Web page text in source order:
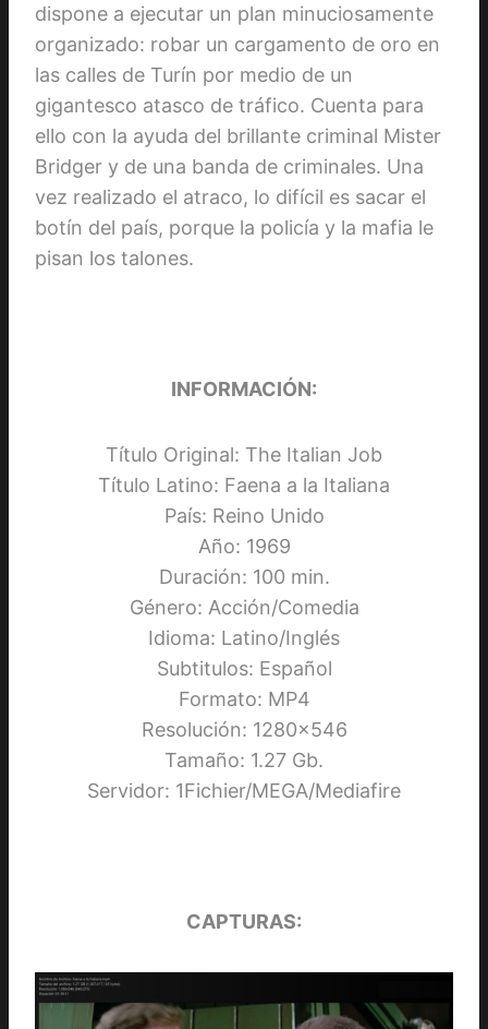
dispone a ejecutar un plan minuciosamente
organizado: robar un cargamento de oro en
las calles de Turín por medio de un
gigantesco atasco de tráfico. Cuenta para
ello con la ayuda del brillante criminal Mister
Bridger y de una banda de criminales. Una
vez realizado el atraco, lo difícil es sacar el
botín del país, porque la policía y la mafia le
pisan los talones.
INFORMACIÓN:
Título Original: The Italian Job
Título Latino: Faena a la Italiana
País: Reino Unido
Año: 1969
Duración: 100 min.
Género: Acción/Comedia
Idioma: Latino/Inglés
Subtitulos: Español
Formato: MP4
Resolución: 1280×546
Tamaño: 1.27 Gb.
Servidor: 1Fichier/MEGA/Mediafire
CAPTURAS: